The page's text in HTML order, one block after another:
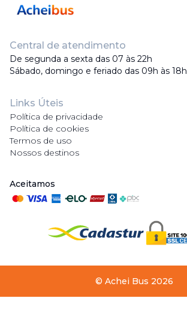
Central de atendimento
De segunda a sexta das 07 às 22h
Sábado, domingo e feriado das 09h às 18h
Links Úteis
Política de privacidade
Política de cookies
Termos de uso
Nossos destinos
Aceitamos
© Achei Bus 2026